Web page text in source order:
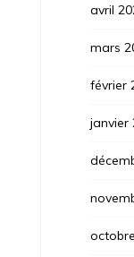
avril
mars
février
janvier